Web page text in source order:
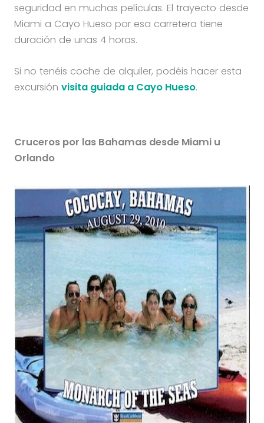
seguridad en muchas películas. El trayecto desde
Miami a Cayo Hueso por esa carretera tiene
duración de unas 4 horas.
Si no tenéis coche de alquiler, podéis hacer esta
excursión visita guiada a Cayo Hueso.
Cruceros por las Bahamas desde Miami u
Orlando